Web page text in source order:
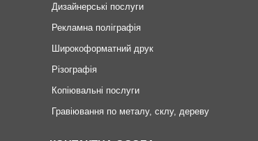
Дизайнерські послуги
Рекламна поліграфія
Широкоформатний друк
Різографія
Копіювальні послуги
Гравіювання по металу, склу, дереву